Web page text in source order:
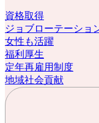
資格取得
ジョブローテーショ
女性も活躍
福利厚生
定年再雇用制度
地域社会貢献